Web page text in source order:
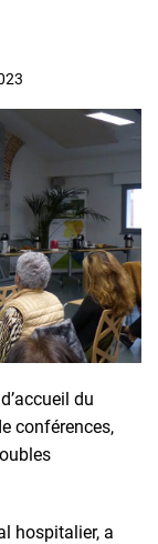
du
conférences,
hospitalier, a